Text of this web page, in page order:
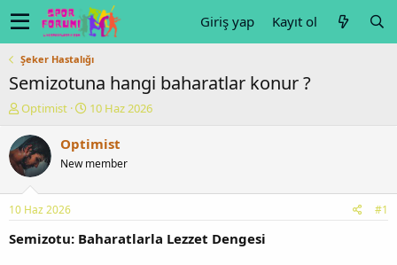
Giriş yap Kayıt ol
Şeker Hastalığı
Semizotuna hangi baharatlar konur ?
K
n
u
y
b
a
ş
Optimist
B
ş
a
ç
10 Haz 2026
Optimist
New member
10 Haz 2026 #1
Semizotu: Baharatlarla Lezzet Dengesi